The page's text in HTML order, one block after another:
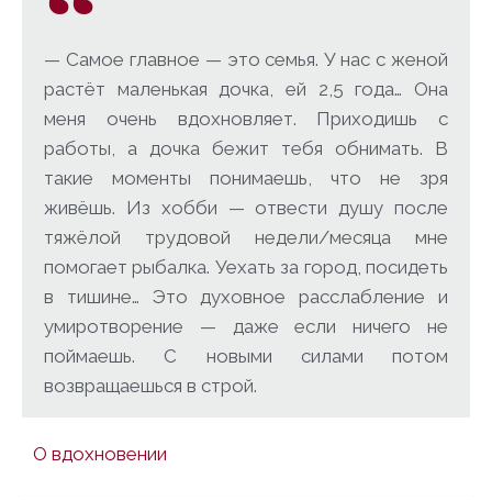
— Самое главное — это семья. У нас с женой
растёт маленькая дочка, ей 2,5 года… Она
меня очень вдохновляет. Приходишь с
работы, а дочка бежит тебя обнимать. В
такие моменты понимаешь, что не зря
живёшь. Из хобби — отвести душу после
тяжёлой трудовой недели/месяца мне
помогает рыбалка. Уехать за город, посидеть
в тишине… Это духовное расслабление и
умиротворение — даже если ничего не
поймаешь. С новыми силами потом
возвращаешься в строй.
О вдохновении